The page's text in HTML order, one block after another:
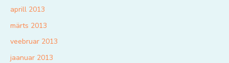
aprill 2013
märts 2013
veebruar 2013
jaanuar 2013